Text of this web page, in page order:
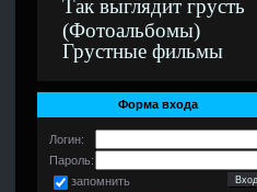
Так выглядит грусть
(Фотоальбомы)
Грустные фильмы
Форма входа
Логин:
Пароль:
запомнить